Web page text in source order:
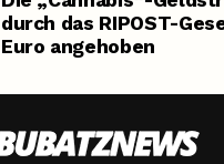
durch das RIPOST-
Euro angehoben